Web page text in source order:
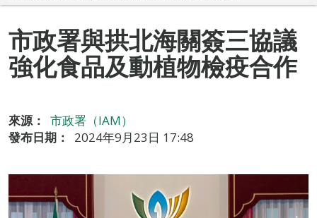
市政署與拱北海關簽三協議
強化食品及動植物檢疫合作
來源：
市政署（IAM）
發布日期：
2024年9月23日 17:48